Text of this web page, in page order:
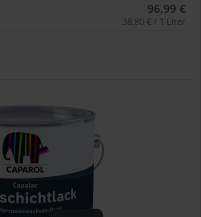
96,99 €
38,80 € / 1 Liter